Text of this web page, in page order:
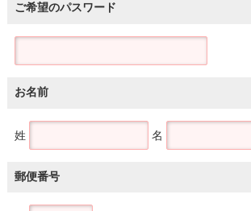
ご希望のパスワード
お名前
姓 名
郵便番号